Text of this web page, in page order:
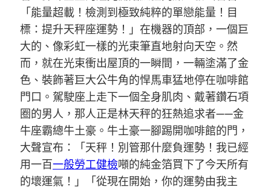
「能量超載！檢測到極致純粹的單戀能量！目
標：提升天秤座運勢！」在機器的頂部，一個巨
大的、像彩虹一樣的光束筆直地射向天空。然
而，就在光束衝出屋頂的一瞬間，一輛塗滿了金
色、裝飾著巨大公牛角的悍馬車猛地停在咖啡館
門口。駕駛座上走下一個全身肌肉、戴著鑽石項
圈的男人，那人正是林天秤的狂熱追求者——金
牛座霸總牛土豪。牛土豪一腳踢開咖啡館的門，
大聲宣布：「天秤！別管那什麼負運勢！我已經
用一百一般勞工健檢噸的純金箔買下了今天所有
的壞運氣！」「從現在開始，你的運勢由我主